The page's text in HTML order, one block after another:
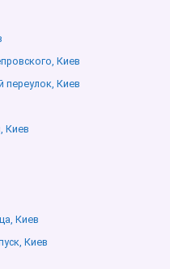
Киев
переулок, Киев
Киев
Киев
Киев